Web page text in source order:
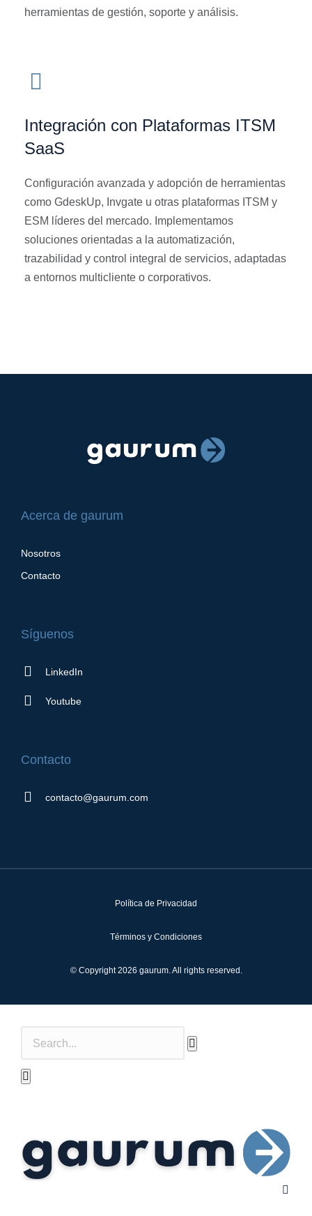
herramientas de gestión, soporte y análisis.
Integración con Plataformas ITSM
SaaS
Configuración avanzada y adopción de herramientas
como GdeskUp, Invgate u otras plataformas ITSM y
ESM líderes del mercado. Implementamos
soluciones orientadas a la automatización,
trazabilidad y control integral de servicios, adaptadas
a entornos multicliente o corporativos.
Acerca de gaurum
Nosotros
Contacto
Síguenos
LinkedIn
Youtube
Contacto
contacto@gaurum.com
© Copyright 2026 gaurum. All rights reserved.
Política de Privacidad
Términos y Condiciones